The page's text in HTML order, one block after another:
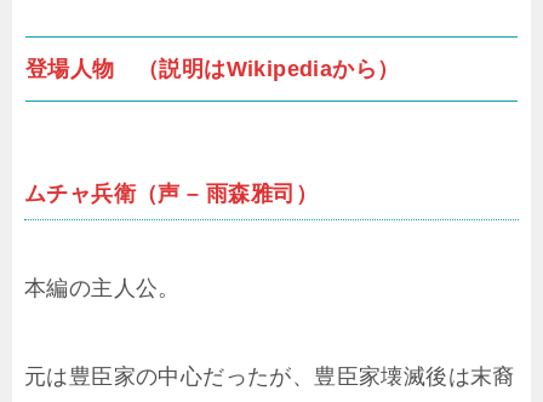
登場人物 （説明はWikipediaから）
ムチャ兵衛（声 – 雨森雅司）
本編の主人公。
元は豊臣家の中心だったが、豊臣家壊滅後は末裔